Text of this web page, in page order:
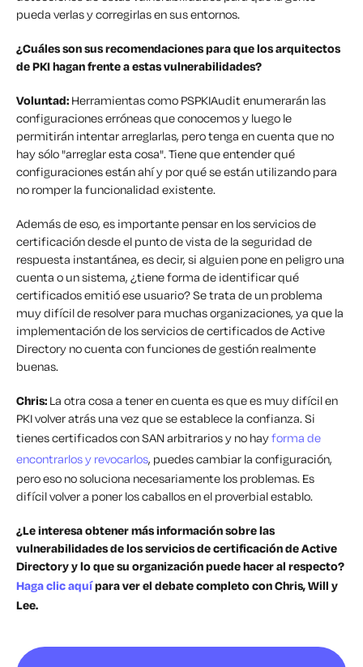
pueda verlas y corregirlas en sus entornos.
¿Cuáles son sus recomendaciones para que los arquitectos
de PKI hagan frente a estas vulnerabilidades?
Voluntad: Herramientas como PSPKIAudit enumerarán las
configuraciones erróneas que conocemos y luego le
permitirán intentar arreglarlas, pero tenga en cuenta que no
hay sólo "arreglar esta cosa". Tiene que entender qué
configuraciones están ahí y por qué se están utilizando para
no romper la funcionalidad existente.
Además de eso, es importante pensar en los servicios de
certificación desde el punto de vista de la seguridad de
respuesta instantánea, es decir, si alguien pone en peligro una
cuenta o un sistema, ¿tiene forma de identificar qué
certificados emitió ese usuario? Se trata de un problema
muy difícil de resolver para muchas organizaciones, ya que la
implementación de los servicios de certificados de Active
Directory no cuenta con funciones de gestión realmente
buenas.
Chris: La otra cosa a tener en cuenta es que es muy difícil en
PKI volver atrás una vez que se establece la confianza. Si
tienes certificados con SAN arbitrarios y no hayforma de
encontrarlos y revocarlos, puedes cambiar la configuración,
pero eso no soluciona necesariamente los problemas. Es
difícil volver a poner los caballos en el proverbial establo.
¿Le interesa obtener más información sobre las
vulnerabilidades de los servicios de certificación de Active
Directory y lo que su organización puede hacer al respecto?
Haga clic aquípara ver el debate completo con Chris, Will y
Lee.